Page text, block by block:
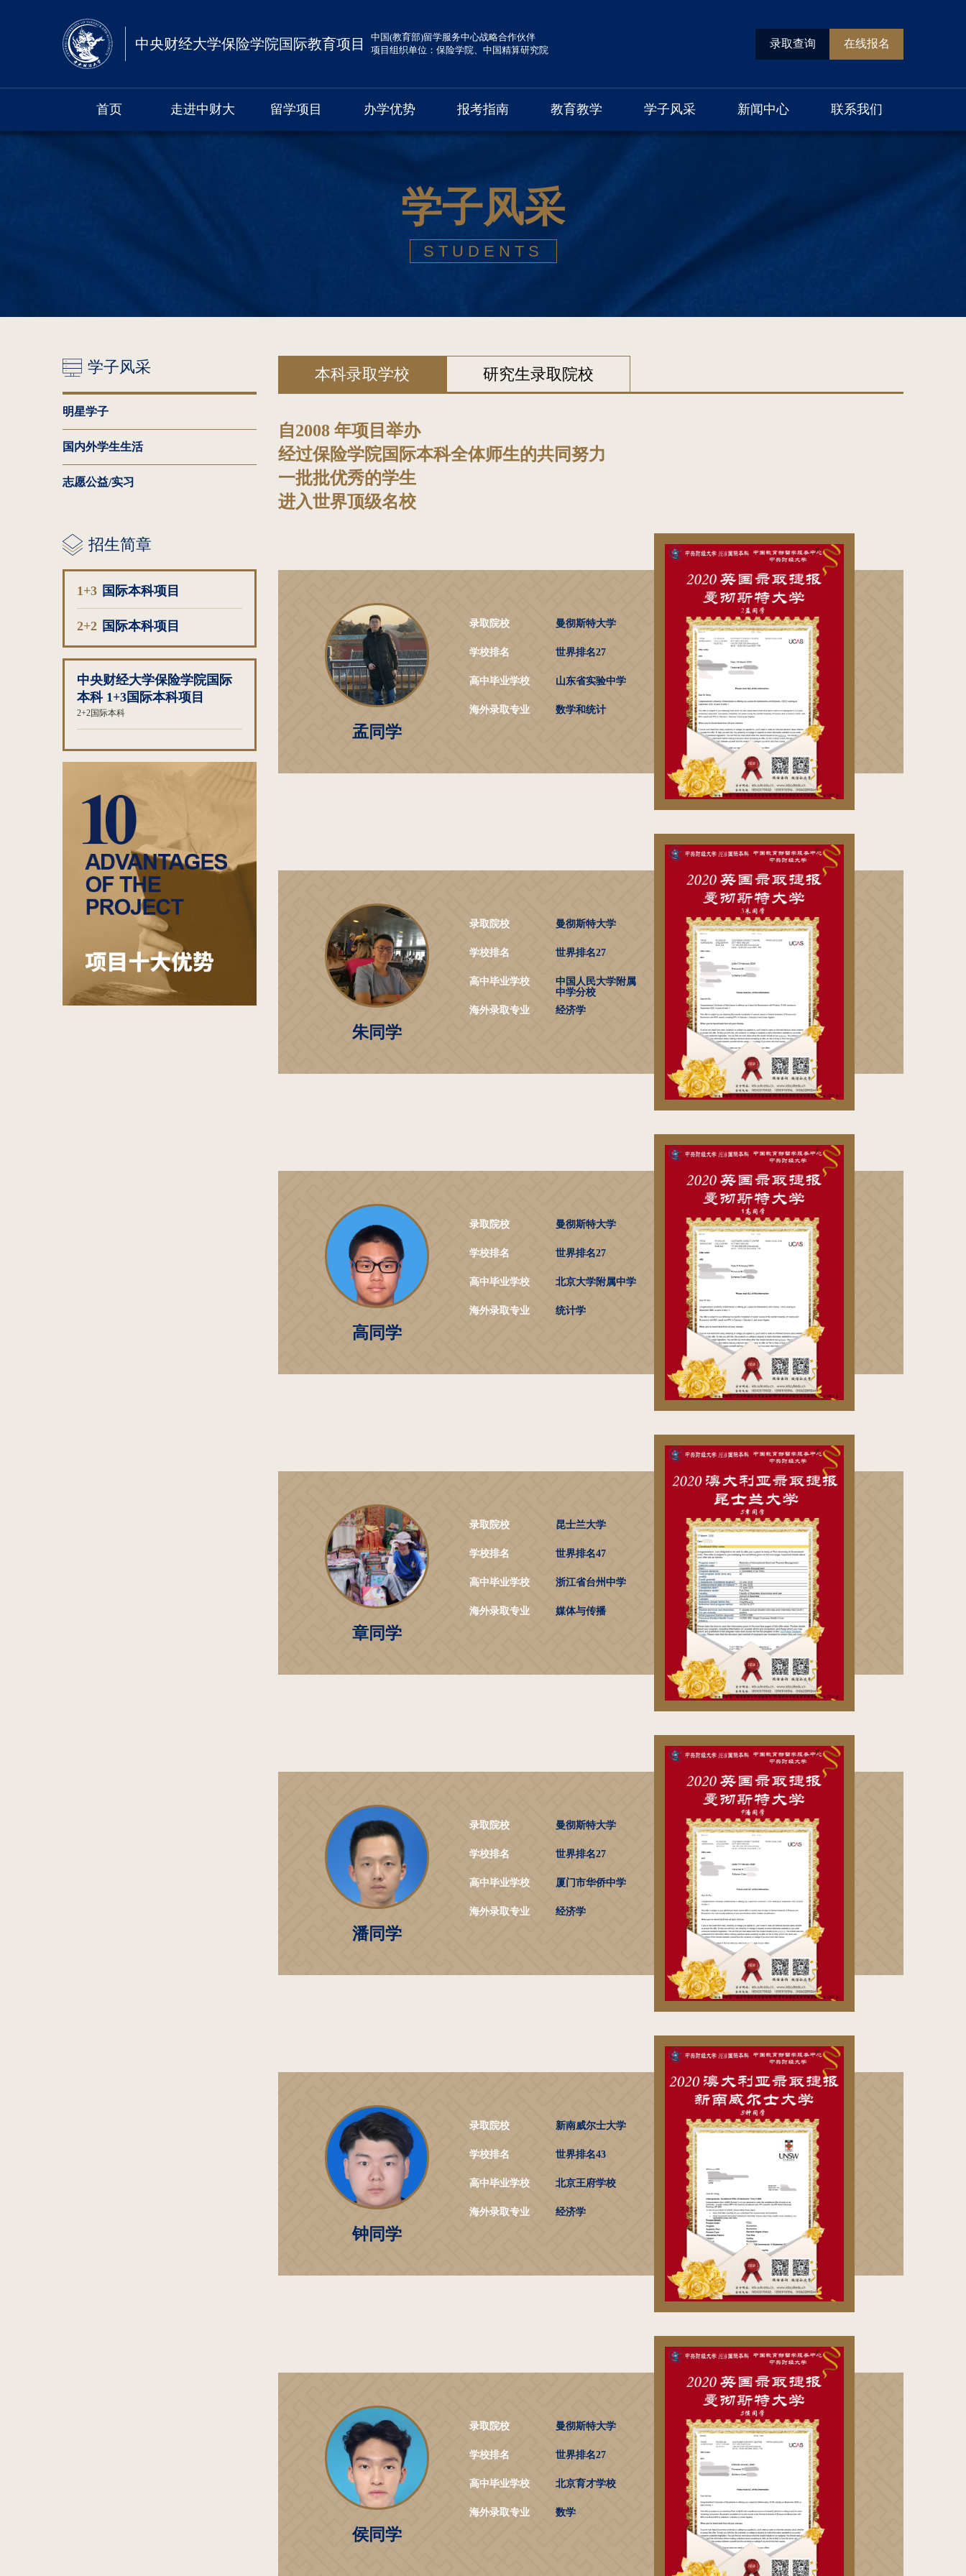
中央财经大学保险学院国际教育项目
中国(教育部)留学服务中心战略合作伙伴
项目组织单位：保险学院、中国精算研究院
录取查询 在线报名
首页 走进中财大 留学项目 办学优势 报考指南 教育教学 学子风采 新闻中心 联系我们
学子风采
STUDENTS
学子风采
明星学子
国内外学生生活
志愿公益/实习
招生简章
1+3 国际本科项目
2+2 国际本科项目
中央财经大学保险学院国际
本科 1+3国际本科项目
2+2国际本科
本科录取学校 研究生录取院校
自2008 年项目举办
经过保险学院国际本科全体师生的共同努力
一批批优秀的学生
进入世界顶级名校
孟同学
录取院校 曼彻斯特大学
学校排名 世界排名27
高中毕业学校 山东省实验中学
海外录取专业 数学和统计
朱同学
录取院校 曼彻斯特大学
学校排名 世界排名27
高中毕业学校
中国人民大学附属
中学分校
海外录取专业
经济学
高同学
录取院校 曼彻斯特大学
学校排名 世界排名27
高中毕业学校 北京大学附属中学
海外录取专业 统计学
章同学
录取院校 昆士兰大学
学校排名 世界排名47
高中毕业学校 浙江省台州中学
海外录取专业 媒体与传播
潘同学
录取院校 曼彻斯特大学
学校排名 世界排名27
高中毕业学校 厦门市华侨中学
海外录取专业 经济学
钟同学
录取院校 新南威尔士大学
学校排名 世界排名43
高中毕业学校 北京王府学校
海外录取专业 经济学
侯同学
录取院校 曼彻斯特大学
学校排名 世界排名27
高中毕业学校 北京育才学校
海外录取专业 数学